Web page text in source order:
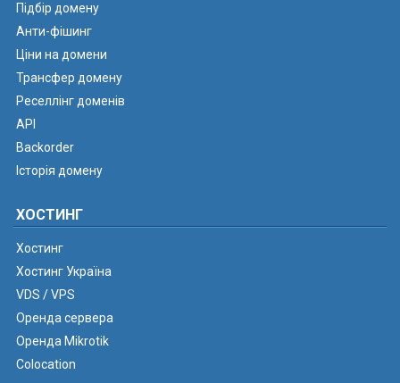
Підбір домену
Анти-фішинг
Ціни на домени
Трансфер домену
Реселлінг доменів
API
Backorder
Історія домену
ХОСТИНГ
Хостинг
Хостинг Україна
VDS / VPS
Оренда сервера
Оренда Mikrotik
Colocation